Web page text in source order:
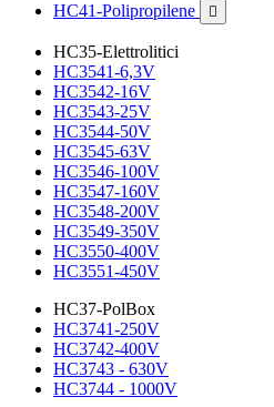
HC41-Polipropilene

HC35-Elettrolitici
HC3541-6,3V
HC3542-16V
HC3543-25V
HC3544-50V
HC3545-63V
HC3546-100V
HC3547-160V
HC3548-200V
HC3549-350V
HC3550-400V
HC3551-450V
HC37-PolBox
HC3741-250V
HC3742-400V
HC3743 - 630V
HC3744 - 1000V